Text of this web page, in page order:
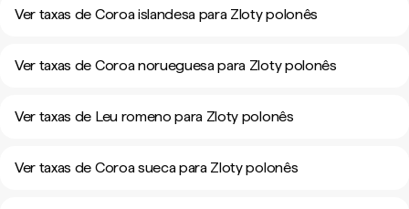
Ver taxas de Coroa islandesa para Zloty polonês
Ver taxas de Coroa norueguesa para Zloty polonês
Ver taxas de Leu romeno para Zloty polonês
Ver taxas de Coroa sueca para Zloty polonês